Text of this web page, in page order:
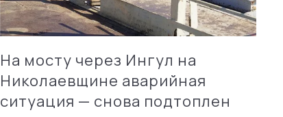
На мосту через Ингул на
Николаевщине аварийная
ситуация — снова подтоплен